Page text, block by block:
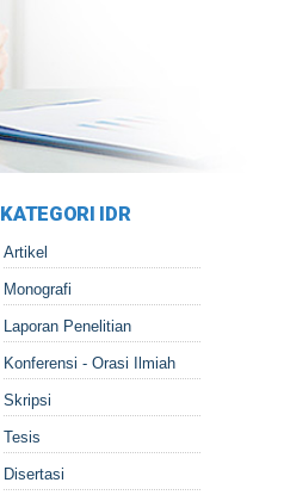
KATEGORI IDR
Artikel
Monografi
Laporan Penelitian
Konferensi - Orasi Ilmiah
Skripsi
Tesis
Disertasi